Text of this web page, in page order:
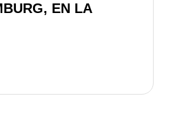
EN LA